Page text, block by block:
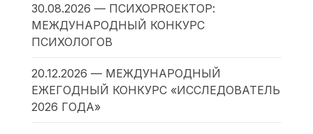
30.08.2026 — ПСИХОPROЕКТОР:
МЕЖДУНАРОДНЫЙ КОНКУРС
ПСИХОЛОГОВ
20.12.2026 — МЕЖДУНАРОДНЫЙ
ЕЖЕГОДНЫЙ КОНКУРС «ИССЛЕДОВАТЕЛЬ
2026 ГОДА»